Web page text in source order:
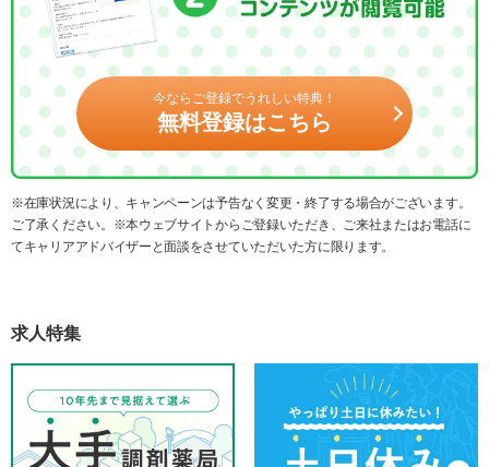
今ならご登録でうれしい特典！
無料登録はこちら
※在庫状況により、キャンペーンは予告なく変更・終了する場合がございます。
ご了承ください。※本ウェブサイトからご登録いただき、ご来社またはお電話に
てキャリアアドバイザーと面談をさせていただいた方に限ります。
求人特集